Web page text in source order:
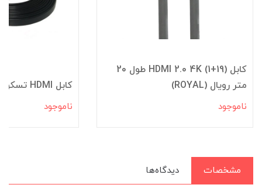
کابل (19+1) HDMI 2.0 4K طول 20
متر رویال (ROYAL)
ناموجود
کابل HDMI تسکو TC 72 طول 3 متر
ناموجود
مشخصات دیدگاه‌ها